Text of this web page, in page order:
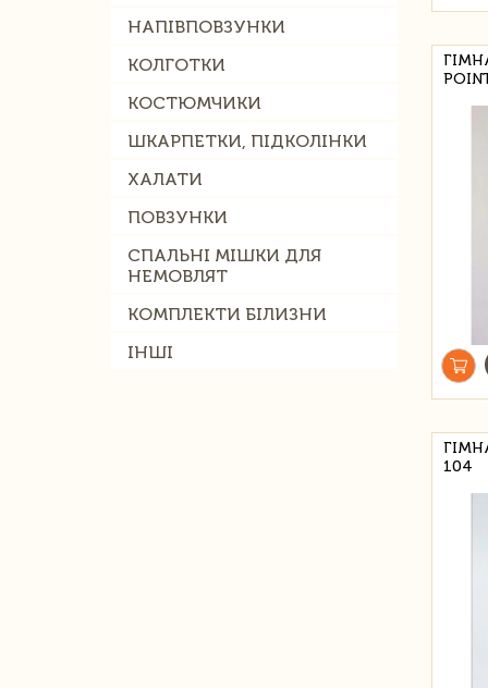
НАПІВПОВЗУНКИ
КОЛГОТКИ
КОСТЮМЧИКИ
ШКАРПЕТКИ, ПІДКОЛІНКИ
ХАЛАТИ
ПОВЗУНКИ
СПАЛЬНІ МІШКИ ДЛЯ
НЕМОВЛЯТ
КОМПЛЕКТИ БІЛИЗНИ
ІНШІ
104